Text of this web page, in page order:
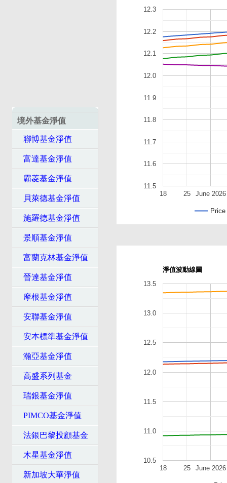
境外基金淨值
聯博基金淨值
富達基金淨值
霸菱基金淨值
貝萊德基金淨值
施羅德基金淨值
景順基金淨值
富蘭克林基金淨值
晉達基金淨值
摩根基金淨值
安聯基金淨值
安本標準基金淨值
瀚亞基金淨值
高盛系列基金
瑞銀基金淨值
PIMCO基金淨值
法銀巴黎投顧基金
木星基金淨值
新加坡大華淨值
Price
June 2026
18 25
11.5
11.6
11.7
11.8
11.9
12.0
12.1
12.2
12.3
淨值波動線圖
June 2026
18 25
10.5
11.0
11.5
12.0
12.5
13.0
13.5